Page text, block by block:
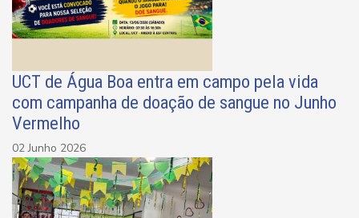
UCT de Água Boa entra em campo pela vida
com campanha de doação de sangue no Junho
Vermelho
02 Junho 2026